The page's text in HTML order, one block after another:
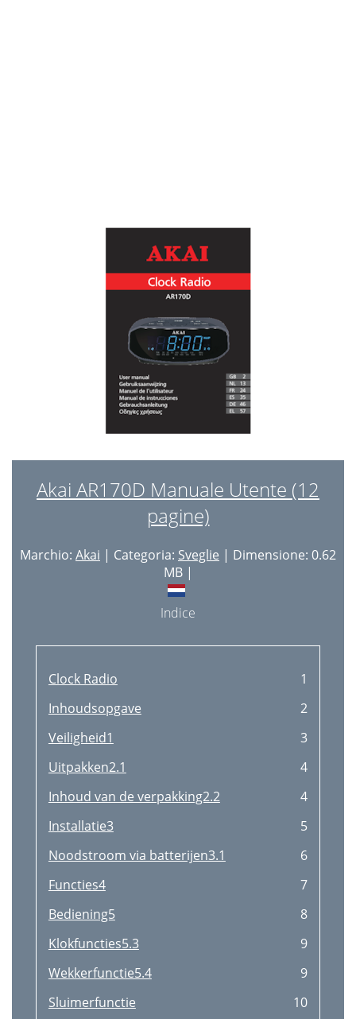
Akai AR170D Manuale Utente (12
pagine)
Marchio: Akai | Categoria: Sveglie | Dimensione: 0.62
MB |
Indice
Clock Radio
1
Inhoudsopgave
2
Veiligheid1
3
Uitpakken2.1
4
Inhoud van de verpakking2.2
4
Installatie3
5
Noodstroom via batterijen3.1
6
Functies4
7
Bediening5
8
Klokfuncties5.3
9
Wekkerfunctie5.4
9
Sluimerfunctie
10